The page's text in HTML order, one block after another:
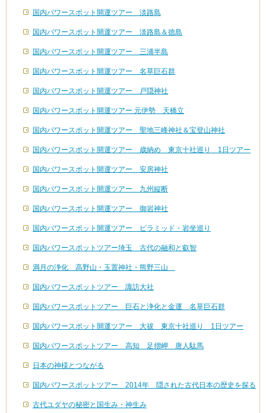
国内パワースポット開運ツアー 淡路島
国内パワースポット開運ツアー 淡路島＆徳島
国内パワースポット開運ツアー 三浦半島
国内パワースポット開運ツアー 名草巨石群
国内パワースポット開運ツアー 戸隠神社
国内パワースポット開運ツアー 元伊勢 天橋立
国内パワースポット開運ツアー 聖地三峰神社＆宝登山神社
国内パワースポット開運ツアー 歳納め 東京十社巡り 1日ツアー
国内パワースポット開運ツアー 安房神社
国内パワースポット開運ツアー 九州縦断
国内パワースポット開運ツアー 御岩神社
国内パワースポット開運ツアー ピラミッド・岩坐巡り
国内パワースポットツアー埼玉 古代の融和と叡智
満月の浄化 高野山・玉置神社・熊野三山
国内パワースポットツアー 諏訪大社
国内パワースポットツアー 巨石と浄化と金運 名草巨石群
国内パワースポット開運ツアー 大祓 東京十社巡り 1日ツアー
国内パワースポットツアー 高知 足摺岬 唐人駄馬
日本の神様とつながる
国内パワースポットツアー 2014年 隠された古代日本の歴史を探る
古代ユダヤの秘密と国生み・神生み